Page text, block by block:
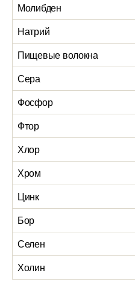
Молибден
Натрий
Пищевые волокна
Сера
Фосфор
Фтор
Хлор
Хром
Цинк
Бор
Селен
Холин